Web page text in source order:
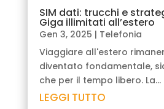
SIM dati: trucchi e
Giga illimitati all’estero
Gen 3, 2025 | Telefonia
Viaggiare all'estero
diventato fondamentale,
che per il tempo libero. La...
LEGGI TUTTO